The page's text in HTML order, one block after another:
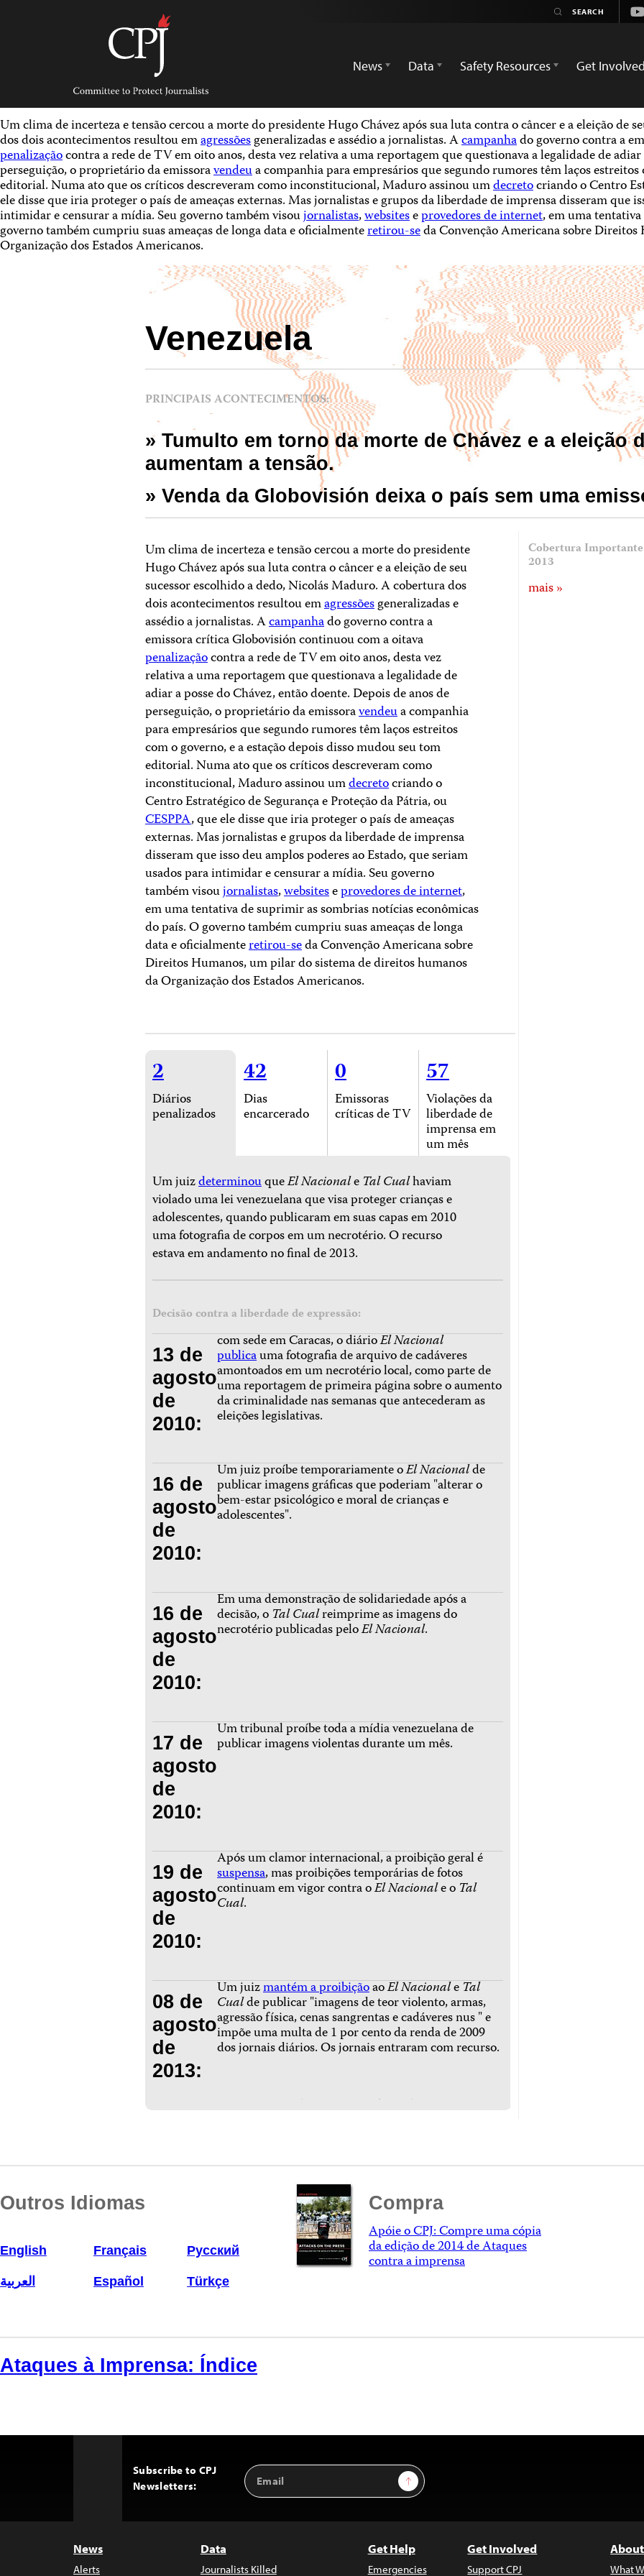
Committee
Protect
Journalists
News
Data Safety Resources Get Involved
Um clima de incerteza e tensão cercou a morte do presidente Hugo Chávez após sua luta contra o câncer e a eleição de
dos dois acontecimentos resultou emagressõesgeneralizadas e assédio a jornalistas. Acampanhado governo contra a
penalizaçãocontra a rede de TV em oito anos, desta vez relativa a uma reportagem que questionava a legalidade de
perseguição, o proprietário da emissoravendeua companhia para empresários que segundo rumores têm laços
editorial. Numa ato que os críticos descreveram como inconstitucional, Maduro assinou umdecretocriando o Centro
ele disse que iria proteger o país de ameaças externas. Mas jornalistas e grupos da liberdade de imprensa disseram que
intimidar e censurar a mídia. Seu governo também visoujornalistas,websiteseprovedores de internet, em uma
governo também cumpriu suas ameaças de longa data e oficialmenteretirou-seda Convenção Americana sobre
Organização dos Estados Americanos.
Venezuela
PRINCIPAIS ACONTECIMENTOS:
» Tumulto em torno da morte de Chávez e a eleição
aumentam a tensão.
» Venda da Globovisión deixa o país sem uma
Um clima de incerteza e tensão cercou a morte do presidente
Hugo Chávez após sua luta contra o câncer e a eleição de seu
sucessor escolhido a dedo, Nicolás Maduro. A cobertura dos
dois acontecimentos resultou emagressõesgeneralizadas e
assédio a jornalistas. Acampanhado governo contra a
emissora crítica Globovisión continuou com a oitava
penalizaçãocontra a rede de TV em oito anos, desta vez
relativa a uma reportagem que questionava a legalidade de
adiar a posse do Chávez, então doente. Depois de anos de
perseguição, o proprietário da emissoravendeua companhia
para empresários que segundo rumores têm laços estreitos
com o governo, e a estação depois disso mudou seu tom
editorial. Numa ato que os críticos descreveram como
inconstitucional, Maduro assinou umdecretocriando o
Centro Estratégico de Segurança e Proteção da Pátria, ou
CESPPA, que ele disse que iria proteger o país de ameaças
externas. Mas jornalistas e grupos da liberdade de imprensa
disseram que isso deu amplos poderes ao Estado, que seriam
usados ​​para intimidar e censurar a mídia. Seu governo
também visoujornalistas,websiteseprovedores de internet,
em uma tentativa de suprimir as sombrias notícias econômicas
do país. O governo também cumpriu suas ameaças de longa
data e oficialmenteretirou-seda Convenção Americana sobre
Direitos Humanos, um pilar do sistema de direitos humanos
da Organização dos Estados Americanos.
2
Diários
penalizados
42
Dias
encarcerado
0
Emissoras
críticas de TV
57
Violações da
liberdade de
imprensa em
um mês
Um juizdeterminouqueEl Nacionale Tal Cualhaviam
violado uma lei venezuelana que visa proteger crianças e
adolescentes, quando publicaram em suas capas em 2010
uma fotografia de corpos em um necrotério. O recurso
estava em andamento no final de 2013.
Decisão contra a liberdade de expressão:
13 de
agosto
de
2010:
com sede em Caracas, o diárioEl Nacional
publicauma fotografia de arquivo de cadáveres
amontoados em um necrotério local, como parte de
uma reportagem de primeira página sobre o aumento
da criminalidade nas semanas que antecederam as
eleições legislativas.
16 de
agosto
de
2010:
Um juiz proíbe temporariamente oEl Nacionalde
publicar imagens gráficas que poderiam "alterar o
bem-estar psicológico e moral de crianças e
adolescentes".
16 de
agosto
de
2010:
Em uma demonstração de solidariedade após a
decisão, o Tal Cualreimprime as imagens do
necrotério publicadas peloEl Nacional.
17 de
agosto
de
2010:
Um tribunal proíbe toda a mídia venezuelana de
publicar imagens violentas durante um mês.
19 de
agosto
de
2010:
Após um clamor internacional, a proibição geral é
suspensa, mas proibições temporárias de fotos
continuam em vigor contra oEl Nacionale o Tal
Cual.
08 de
agosto
de
2013:
Um juizmantém a proibiçãoaoEl NacionaleTal
Cualde publicar "imagens de teor violento, armas,
agressão física, cenas sangrentas e cadáveres nus " e
impõe uma multa de 1 por cento da renda de 2009
dos jornais diários. Os jornais entraram com recurso.
Cobertura
2013
mais »
Outros Idiomas
English
العربية
Français
Español
Русский
Türkçe
Compra
Apóie o CPJ: Compre uma cópia
da edição de 2014 de Ataques
contra a imprensa
Ataques à Imprensa: Índice
Subscribe to CPJ
Newsletters:
Email
Address
Sign Up
News
Alerts
Data
Journalists Killed
Get Help
Emergencies
Get Involved
Support CPJ What